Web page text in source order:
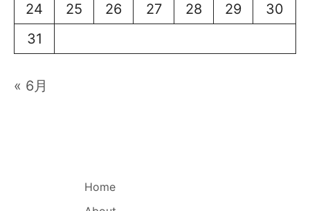
24
25 26 27 28 29
30
31
« 6月
Home